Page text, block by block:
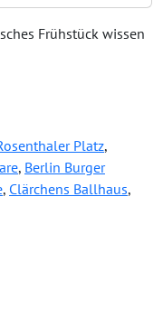
Frühstück wissen
Platz,
, Berlin Burger
, Clärchens Ballhaus,